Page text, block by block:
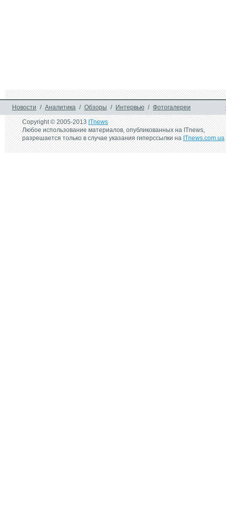
Новости / Аналитика / Обзоры / Интервью / Фотогалереи
Copyright © 2005-2013ITnews
Любое использование материалов, опубликованных на ITnews,
разрешается только в случае указания гиперссылки наITnews.com.ua